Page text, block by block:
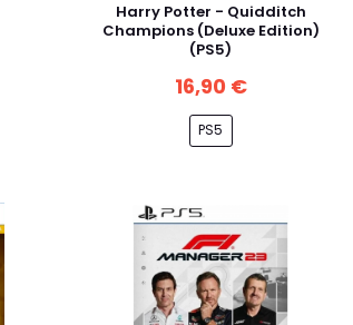
Harry Potter - Quidditch
Champions (Deluxe Edition)
(PS5)
16,90 €
PS5